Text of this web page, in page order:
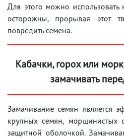
Для этого можно использовать
осторожны, прорывая этот
повредить семена.
Кабачки, горох или
замачивать
Замачивание семян является
крупных семян, морщинистых
защитной оболочкой.